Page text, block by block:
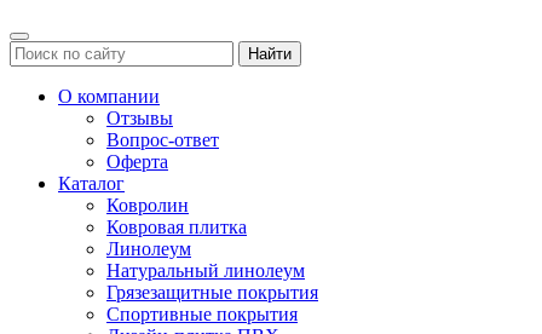
Найти
О компании
Отзывы
Вопрос-ответ
Оферта
Каталог
Ковролин
Ковровая плитка
Линолеум
Натуральный линолеум
Грязезащитные покрытия
Спортивные покрытия